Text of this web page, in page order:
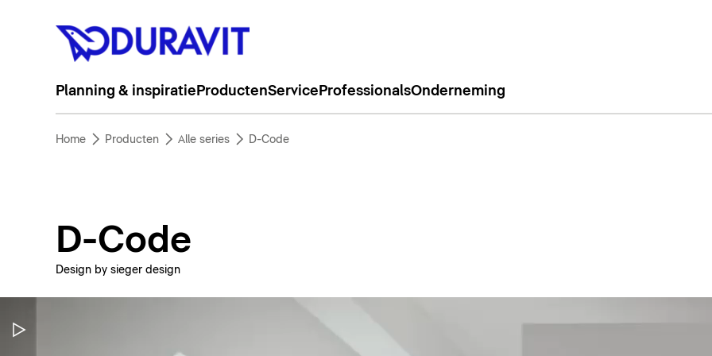
Planning & inspiratie ProductenService ProfessionalsOnderneming
Home Producten Alle series D-Code
D-Code
Design by sieger design
Video pauzeren